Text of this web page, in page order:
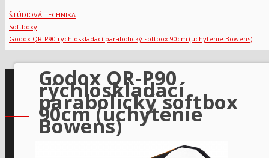
ŠTÚDIOVÁ TECHNIKA
Softboxy
Godox QR-P90 rýchloskladací parabolický softbox 90cm (uchytenie Bowens)
Godox QR-P90
rýchloskladací
parabolický softbox
90cm (uchytenie
Bowens)